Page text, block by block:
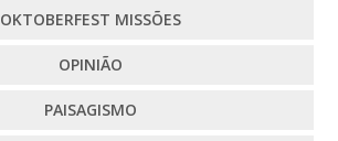
OKTOBERFEST MISSÕES
OPINIÃO
PAISAGISMO